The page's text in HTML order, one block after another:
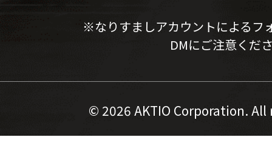
※なりすましアカウントによるフ
DMにご注意くだ
© 2026 AKTIO Corporation.